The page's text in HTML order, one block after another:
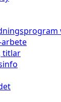
arbete
titlar